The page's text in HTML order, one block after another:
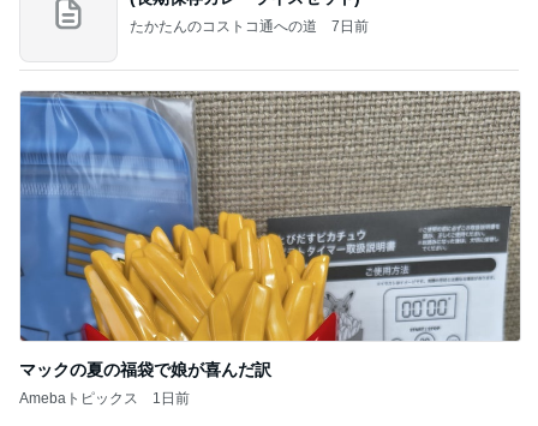
たかたんのコストコ通への道 7日前
マックの夏の福袋で娘が喜んだ訳
Amebaトピックス 1日前